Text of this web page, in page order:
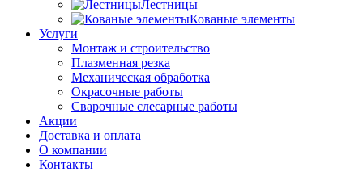
Лестницы
Кованые элементы
Услуги
Монтаж и строительство
Плазменная резка
Механическая обработка
Окрасочные работы
Сварочные слесарные работы
Акции
Доставка и оплата
О компании
Контакты